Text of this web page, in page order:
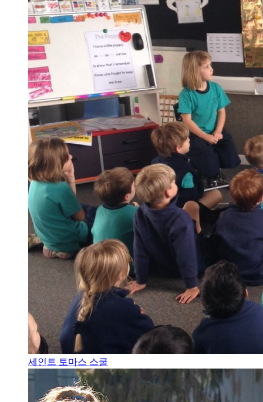
세인트 토마스 스쿨